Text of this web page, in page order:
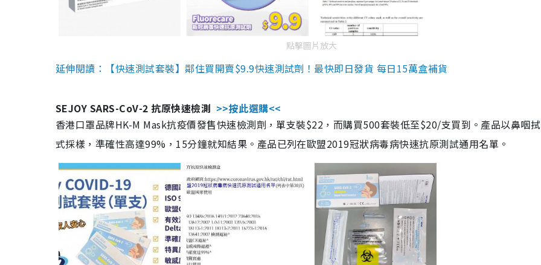
點擊圖片放大
延伸閱讀：【快速測試套裝】鄰住買開賣$9.9快速測試劑！最快即日發貨 每日15萬盒補貨
SEJOY SARS-CoV-2 抗原快速檢測 >>按此選購<<
香港口罩品牌HK-M Mask抗疫價發售快速檢測劑，單支裝$22，而購買500套裝低至$20/支買到。產品以鼻咽
式採樣，準確性高達99%，15分鐘就知結果。產品已列在歐盟2019冠狀病毒病快速抗原測試通用名單。